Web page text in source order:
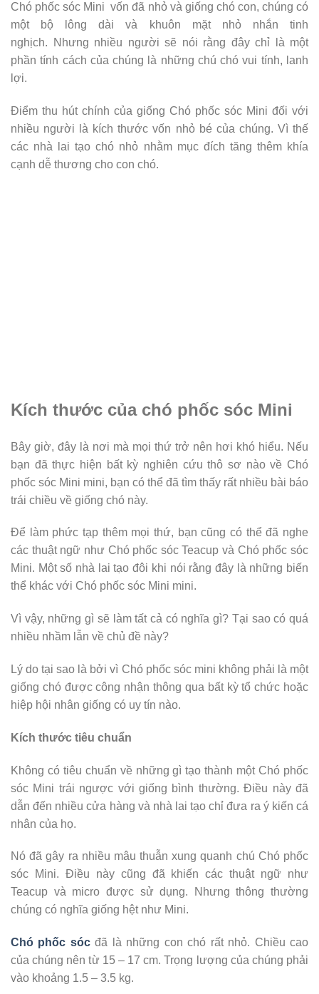
Chó phốc sóc Mini vốn đã nhỏ và giống chó con, chúng có
một bộ lông dài và khuôn mặt nhỏ nhắn tinh
nghịch. Nhưng nhiều người sẽ nói rằng đây chỉ là một
phần tính cách của chúng là những chú chó vui tính, lanh
lợi.
Điểm thu hút chính của giống Chó phốc sóc Mini đối với
nhiều người là kích thước vốn nhỏ bé của chúng. Vì thế
các nhà lai tạo chó nhỏ nhằm mục đích tăng thêm khía
cạnh dễ thương cho con chó.
Kích thước của chó phốc sóc Mini
Bây giờ, đây là nơi mà mọi thứ trở nên hơi khó hiểu. Nếu
bạn đã thực hiện bất kỳ nghiên cứu thô sơ nào về Chó
phốc sóc Mini mini, bạn có thể đã tìm thấy rất nhiều bài báo
trái chiều về giống chó này.
Để làm phức tạp thêm mọi thứ, bạn cũng có thể đã nghe
các thuật ngữ như Chó phốc sóc Teacup và Chó phốc sóc
Mini. Một số nhà lai tạo đôi khi nói rằng đây là những biến
thể khác với Chó phốc sóc Mini mini.
Vì vậy, những gì sẽ làm tất cả có nghĩa gì? Tại sao có quá
nhiều nhầm lẫn về chủ đề này?
Lý do tại sao là bởi vì Chó phốc sóc mini không phải là một
giống chó được công nhận thông qua bất kỳ tổ chức hoặc
hiệp hội nhân giống có uy tín nào.
Kích thước tiêu chuẩn
Không có tiêu chuẩn về những gì tạo thành một Chó phốc
sóc Mini trái ngược với giống bình thường. Điều này đã
dẫn đến nhiều cửa hàng và nhà lai tạo chỉ đưa ra ý kiến ​​cá
nhân của họ.
Nó đã gây ra nhiều mâu thuẫn xung quanh chú Chó phốc
sóc Mini. Điều này cũng đã khiến các thuật ngữ như
Teacup và micro được sử dụng. Nhưng thông thường
chúng có nghĩa giống hệt như Mini.
Chó phốc sócđã là những con chó rất nhỏ. Chiều cao
của chúng nên từ 15 – 17 cm. Trọng lượng của chúng phải
vào khoảng 1.5 – 3.5 kg.